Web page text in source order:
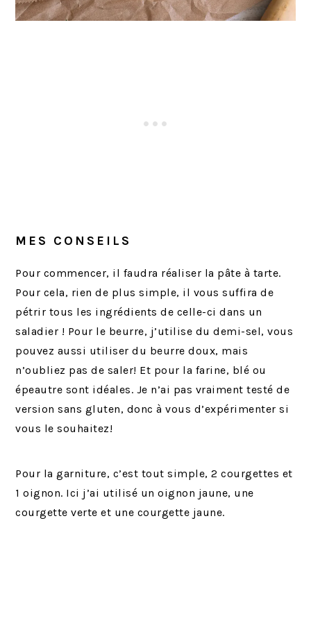
MES CONSEILS
Pour commencer, il faudra réaliser la pâte à tarte.
Pour cela, rien de plus simple, il vous suffira de
pétrir tous les ingrédients de celle-ci dans un
saladier ! Pour le beurre, j’utilise du demi-sel, vous
pouvez aussi utiliser du beurre doux, mais
n’oubliez pas de saler! Et pour la farine, blé ou
épeautre sont idéales. Je n’ai pas vraiment testé de
version sans gluten, donc à vous d’expérimenter si
vous le souhaitez!
Pour la garniture, c’est tout simple, 2 courgettes et
1 oignon. Ici j’ai utilisé un oignon jaune, une
courgette verte et une courgette jaune.